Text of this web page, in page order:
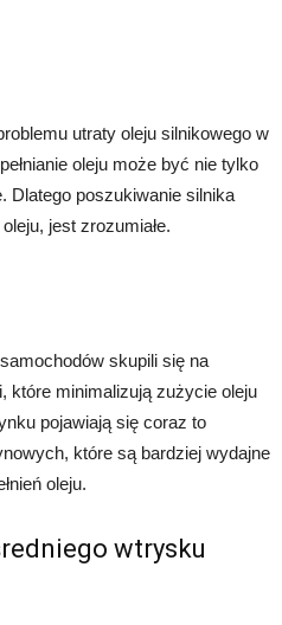
utraty oleju silnikowego w
oleju może być nie tylko
Dlatego poszukiwanie silnika
jest zrozumiałe.
skupili się na
które minimalizują zużycie oleju
pojawiają się coraz to
które są bardziej wydajne
oleju.
wtrysku